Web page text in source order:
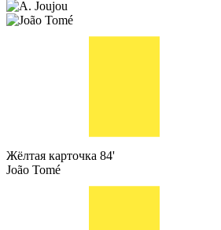
Жёлтая карточка 84'
João Tomé